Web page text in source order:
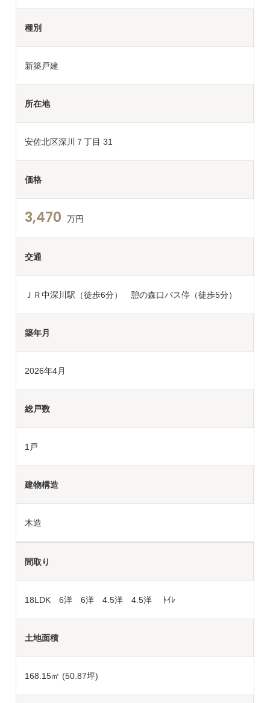
種別
新築戸建
所在地
安佐北区深川７丁目 31
価格
3,470 万円
交通
ＪＲ中深川駅（徒歩6分） 憩の森口バス停（徒歩5分）
築年月
2026年4月
総戸数
1戸
建物構造
木造
間取り
18LDK 6洋 6洋 4.5洋 4.5洋 ﾄｲﾚ
土地面積
168.15㎡ (50.87坪)